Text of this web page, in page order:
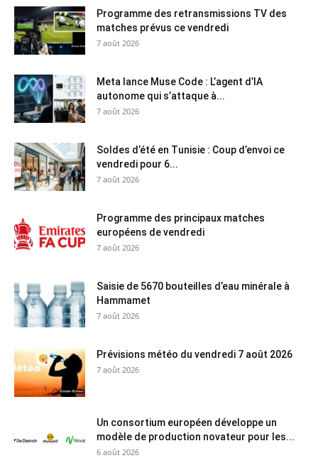
Programme des retransmissions TV des
matches prévus ce vendredi
7 août 2026
Meta lance Muse Code : L’agent d’IA
autonome qui s’attaque à...
7 août 2026
Soldes d’été en Tunisie : Coup d’envoi ce
vendredi pour 6...
7 août 2026
Programme des principaux matches
européens de vendredi
7 août 2026
Saisie de 5670 bouteilles d’eau minérale à
Hammamet
7 août 2026
Prévisions météo du vendredi 7 août 2026
7 août 2026
Un consortium européen développe un
modèle de production novateur pour les...
6 août 2026